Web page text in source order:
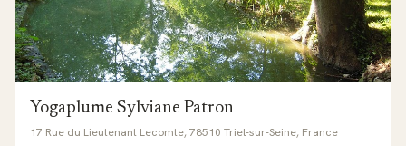
Yogaplume Sylviane Patron
17 Rue du Lieutenant Lecomte, 78510 Triel-sur-Seine, France